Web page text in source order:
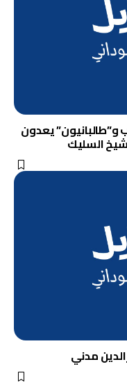
و”طالبانيون” يعدون
السليك
مدني